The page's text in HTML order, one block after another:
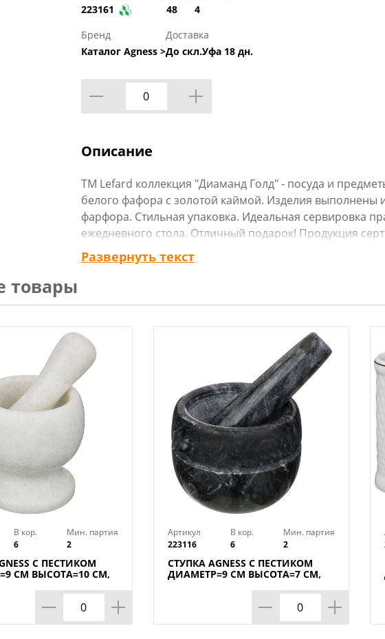
223161
48
4
Бренд
Каталог Agness >
Доставка
До скл.Уфа 18 дн.
Описание
TM Lefard коллекция "Диаманд Голд" - посуда и
белого фафора с золотой каймой. Изделия выполнены
фарфора. Стильная упаковка. Идеальная сервировка
ежедневного стола. Отличный подарок! Продукция
безопасна для контакта с пищевыми продуктами. Нельзя
микроволновую печь, не рекомендуется мыть в
Развернуть текст
товары
В кор.
6
Мин. партия
2
С ПЕСТИКОМ
СМ ВЫСОТА=10 СМ,
Артикул
223116
В кор.
6
Мин. партия
2
СТУПКА AGNESS С ПЕСТИКОМ
ДИАМЕТР=9 СМ ВЫСОТА=7 СМ,